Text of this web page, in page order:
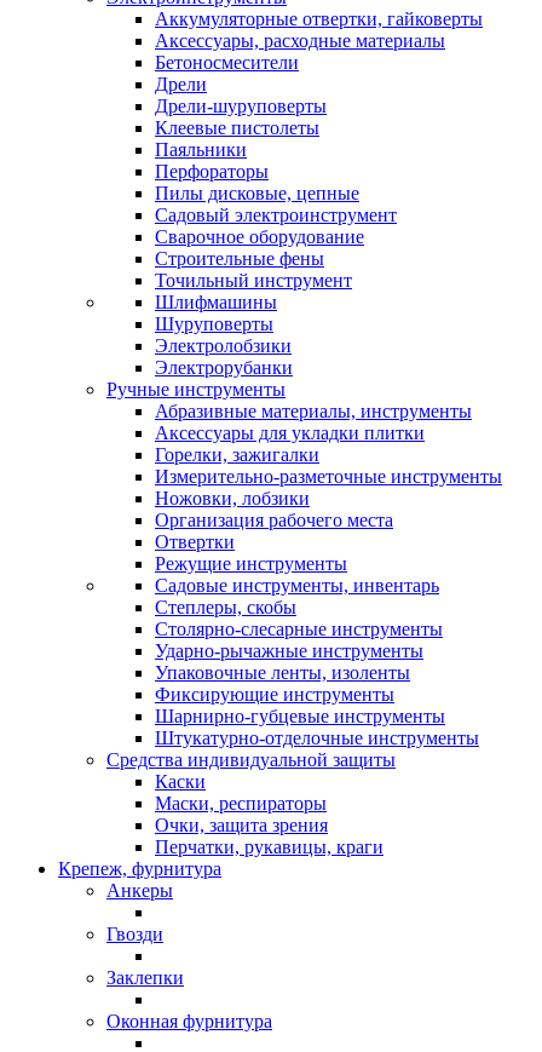
Аккумуляторные отвертки, гайковерты
Аксессуары, расходные материалы
Бетоносмесители
Дрели
Дрели-шуруповерты
Клеевые пистолеты
Паяльники
Перфораторы
Пилы дисковые, цепные
Садовый электроинструмент
Сварочное оборудование
Строительные фены
Точильный инструмент
Шлифмашины
Шуруповерты
Электролобзики
Электрорубанки
Ручные инструменты
Абразивные материалы, инструменты
Аксессуары для укладки плитки
Горелки, зажигалки
Измерительно-разметочные инструменты
Ножовки, лобзики
Организация рабочего места
Отвертки
Режущие инструменты
Садовые инструменты, инвентарь
Степлеры, скобы
Столярно-слесарные инструменты
Ударно-рычажные инструменты
Упаковочные ленты, изоленты
Фиксирующие инструменты
Шарнирно-губцевые инструменты
Штукатурно-отделочные инструменты
Средства индивидуальной защиты
Каски
Маски, респираторы
Очки, защита зрения
Перчатки, рукавицы, краги
Крепеж, фурнитура
Анкеры
Гвозди
Заклепки
Оконная фурнитура